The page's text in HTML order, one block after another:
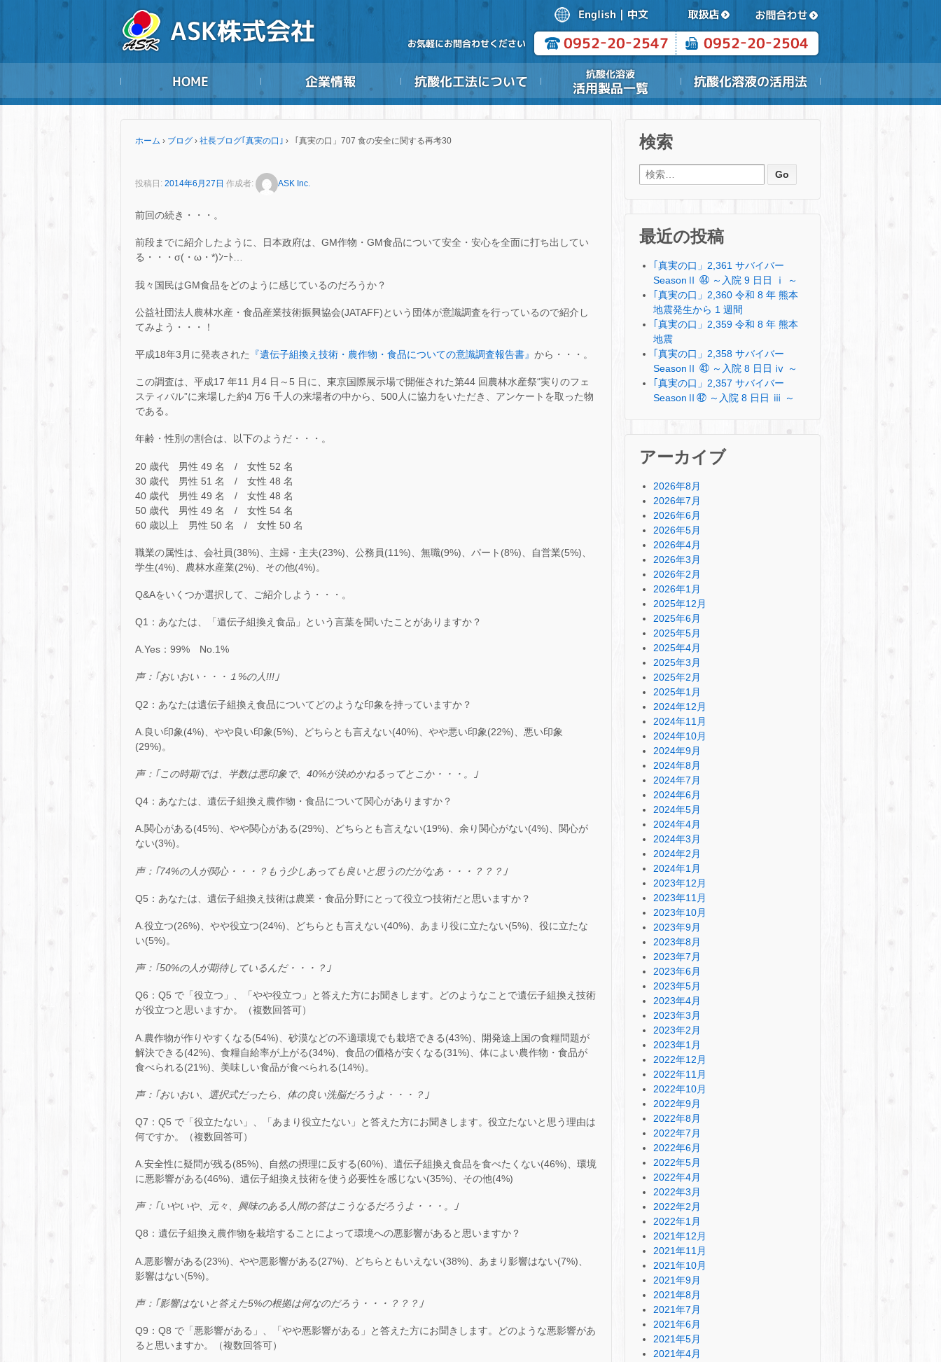
ホーム › ブログ › 社長ブログ｢真実の口｣ › 「真実の口」707 食の安全に関する再考30
投稿日: 2014年6月27日 作成者: ASK Inc.
前回の続き・・・。
前段までに紹介したように、日本政府は、GM作物・GM食品について安全・安心を全面に打ち出してい
る・・・σ(・ω・*)ﾝｰﾄ…
我々国民はGM食品をどのように感じているのだろうか？
公益社団法人農林水産・食品産業技術振興協会(JATAFF)という団体が意識調査を行っているので紹介し
てみよう・・・！
平成18年3月に発表された 『遺伝子組換え技術・農作物・食品についての意識調査報告書』 から・・・。
この調査は、平成17 年11 月4 日～5 日に、東京国際展示場で開催された第44 回農林水産祭“実りのフェ
スティバル”に来場した約4 万6 千人の来場者の中から、500人に協力をいただき、アンケートを取った物
である。
年齢・性別の割合は、以下のようだ・・・。
20 歳代 男性 49 名 / 女性 52 名
30 歳代 男性 51 名 / 女性 48 名
40 歳代 男性 49 名 / 女性 48 名
50 歳代 男性 49 名 / 女性 54 名
60 歳以上 男性 50 名 / 女性 50 名
職業の属性は、会社員(38%)、主婦・主夫(23%)、公務員(11%)、無職(9%)、パート(8%)、自営業(5%)、
学生(4%)、農林水産業(2%)、その他(4%)。
Q&Aをいくつか選択して、ご紹介しよう・・・。
Q1：あなたは、「遺伝子組換え食品」という言葉を聞いたことがありますか？
A.Yes：99% No.1%
声：｢おいおい・・・１ %の人!!! ｣
Q2：あなたは遺伝子組換え食品についてどのような印象を持っていますか？
A.良い印象(4%)、やや良い印象(5%)、どちらとも言えない(40%)、やや悪い印象(22%)、悪い印象
(29%)。
声：｢この時期では、半数は悪印象で、 40%が決めかねるってとこか・・・。｣
Q4：あなたは、遺伝子組換え農作物・食品について関心がありますか？
A.関心がある(45%)、やや関心がある(29%)、どちらとも言えない(19%)、余り関心がない(4%)、関心が
ない(3%)。
声：｢74%の人が関心・・・？もう少しあっても良いと思うのだがなあ・・・？？？｣
Q5：あなたは、遺伝子組換え技術は農業・食品分野にとって役立つ技術だと思いますか？
A.役立つ(26%)、やや役立つ(24%)、どちらとも言えない(40%)、あまり役に立たない(5%)、役に立たな
い(5%)。
声：｢50%の人が期待しているんだ・・・？｣
Q6：Q5 で「役立つ」、「やや役立つ」と答えた方にお聞きします。どのようなことで遺伝子組換え技術
が役立つと思いますか。（複数回答可）
A.農作物が作りやすくなる(54%)、砂漠などの不適環境でも栽培できる(43%)、開発途上国の食糧問題が
解決できる(42%)、食糧自給率が上がる(34%)、食品の価格が安くなる(31%)、体によい農作物・食品が
食べられる(21%)、美味しい食品が食べられる(14%)。
声：｢おいおい、選択式だったら、体の良い洗脳だろうよ・・・？｣
Q7：Q5 で「役立たない」、「あまり役立たない」と答えた方にお聞きします。役立たないと思う理由は
何ですか。（複数回答可）
A.安全性に疑問が残る(85%)、自然の摂理に反する(60%)、遺伝子組換え食品を食べたくない(46%)、環境
に悪影響がある(46%)、遺伝子組換え技術を使う必要性を感じない(35%)、その他(4%)
声：｢いやいや、元々、興味のある人間の答はこうなるだろうよ・・・。｣
Q8：遺伝子組換え農作物を栽培することによって環境への悪影響があると思いますか？
A.悪影響がある(23%)、やや悪影響がある(27%)、どちらともいえない(38%)、あまり影響はない(7%)、
影響はない(5%)。
声：｢影響はないと答えた5%の根拠は何なのだろう・・・？？？｣
Q9：Q8 で「悪影響がある」、「やや悪影響がある」と答えた方にお聞きします。どのような悪影響があ
ると思いますか。（複数回答可）
検索
検索:
最近の投稿
｢真実の口」2,361 サバイバー
SeasonⅡ ㊹ ～入院 9 日日 ⅰ ～
｢真実の口」2,360 令和 8 年 熊本
地震発生から 1 週間
｢真実の口」2,359 令和 8 年 熊本
地震
｢真実の口」2,358 サバイバー
SeasonⅡ ㊸ ～入院 8 日日 ⅳ ～
｢真実の口」2,357 サバイバー
SeasonⅡ㊷ ～入院 8 日日 ⅲ ～
アーカイブ
2026年8月
2026年7月
2026年6月
2026年5月
2026年4月
2026年3月
2026年2月
2026年1月
2025年12月
2025年6月
2025年5月
2025年4月
2025年3月
2025年2月
2025年1月
2024年12月
2024年11月
2024年10月
2024年9月
2024年8月
2024年7月
2024年6月
2024年5月
2024年4月
2024年3月
2024年2月
2024年1月
2023年12月
2023年11月
2023年10月
2023年9月
2023年8月
2023年7月
2023年6月
2023年5月
2023年4月
2023年3月
2023年2月
2023年1月
2022年12月
2022年11月
2022年10月
2022年9月
2022年8月
2022年7月
2022年6月
2022年5月
2022年4月
2022年3月
2022年2月
2022年1月
2021年12月
2021年11月
2021年10月
2021年9月
2021年8月
2021年7月
2021年6月
2021年5月
2021年4月